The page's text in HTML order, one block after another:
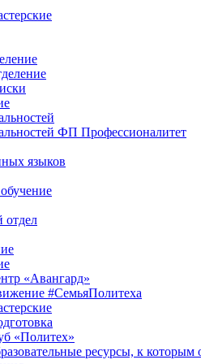
ФП Профессионалитет
языков
отдел
«Авангард»
#СемьяПолитеха
«Политех»
ресурсы, к которым